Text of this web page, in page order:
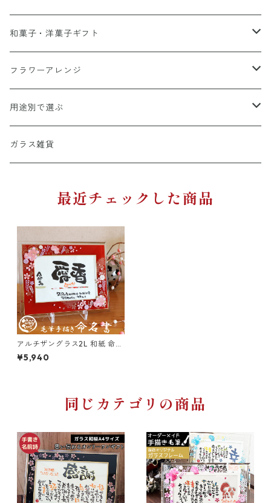
名前詩追加オプション
和風デザイン
パステル背景
A4彩シリーズ
命名書
ガラスフレーム（ガラス細工額）
檜（ひのき）国産天然木
写真入り(L判-2Lサイズ対応）
詩製作1名専用（複数名/フルネーム詩不可）
詩製作1-3名用
詩製作1-5名用
総合カタログ
グルメカタログ
出産祝い専用カタログ
カタログ＋スイーツ
〜5000円
5001円〜10000円
10001円〜15000円
20001円〜30000円
30000円〜40000円
40000円以上
和菓子・洋菓子ギフト
栗スイーツ
桃スイーツ
バームクーヘン
フラワーアレンジ
和風アレンジ
洋風アレンジ
仏花
用途別で選ぶ
結婚祝い・記念日
出産祝い・命名
お祝い・内祝
新築祝い
ガラス雑貨
最近チェックした商品
アルチザングラス2L 和紙 命名
書 （ガラス工芸フレーム）笑
描き屋たくと 代筆 手書き 命名
¥5,940
同じカテゴリの商品